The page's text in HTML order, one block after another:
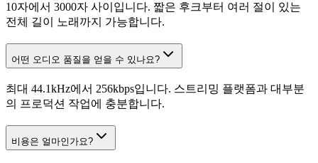
10자에서 3000자 사이입니다. 짧은 후크부터 여러 절이 있는
전체 길이 노래까지 가능합니다.
어떤 오디오 품질을 얻을 수 있나요?
최대 44.1kHz에서 256kbps입니다. 스트리밍 플랫폼과 대부분
의 프로덕션 작업에 충분합니다.
비용은 얼마인가요?